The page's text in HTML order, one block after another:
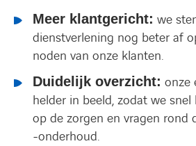
Meer klantgericht: we
dienstverlening nog beter af
noden van onze klanten.
Duidelijk overzicht: onze
helder in beeld, zodat we
op de zorgen en vragen rond
-onderhoud.